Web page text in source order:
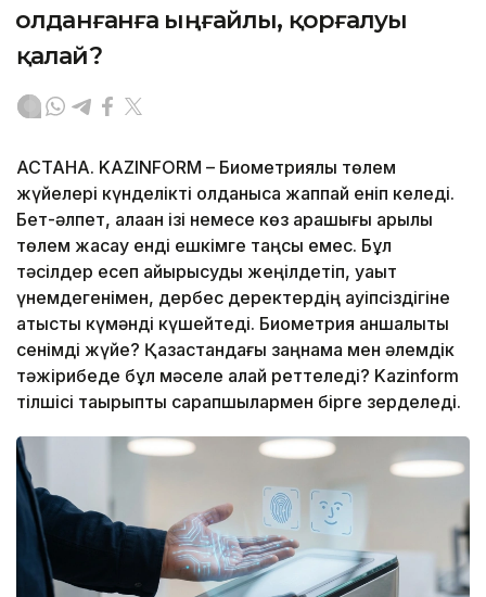
Қолданғанға ыңғайлы, қорғалуы
қалай?
АСТАНА. KAZINFORM – Биометриялық төлем
жүйелері күнделікті қолданысқа жаппай еніп келеді.
Бет-әлпет, алақан ізі немесе көз қарашығы арқылы
төлем жасау енді ешкімге таңсық емес. Бұл
тәсілдер есеп айырысуды жеңілдетіп, уақыт
үнемдегенімен, дербес деректердің қауіпсіздігіне
қатысты күмәнді күшейтеді. Биометрия қаншалықты
сенімді жүйе? Қазақстандағы заңнама мен әлемдік
тәжірибеде бұл мәселе қалай реттеледі? Kazinform
тілшісі тақырыпты сарапшылармен бірге зерделеді.